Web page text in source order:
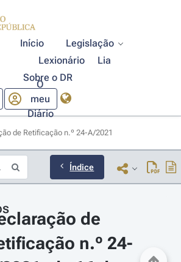
Início
Legislação
Lexionário
Lia
Sobre o DR
O
meu
Diário
de Retificação n.º 24-A/2021
Índice
de
n.º 24-